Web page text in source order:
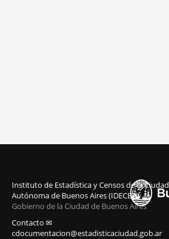
Instituto de Estadística y Censos de la Ciudad
Autónoma de Buenos Aires (IDECBA)
Gobierno de la Ciudad de Buenos Aires
Contacto ✉
cdocumentacion@estadisticaciudad.gob.ar